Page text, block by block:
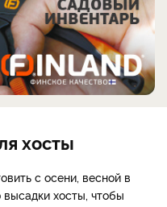
хосты
с осени, весной в
высадки хосты, чтобы